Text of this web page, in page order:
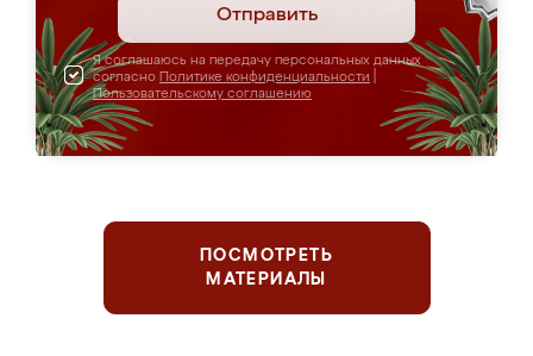
Отправить
Я соглашаюсь на передачу персональных данных
согласно Политике конфиденциальности
Пользовательскому соглашению
ПОСМОТРЕТЬ
МАТЕРИАЛЫ